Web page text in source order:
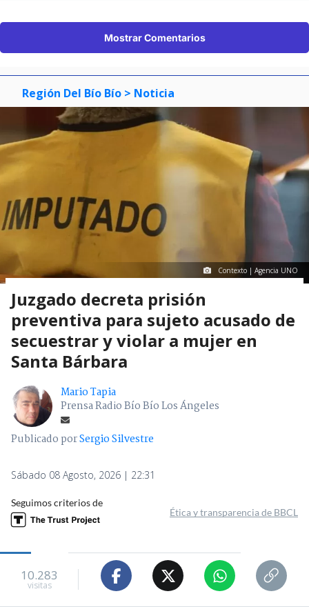
Mostrar Comentarios
Región Del Bío Bío > Noticia
Contexto | Agencia UNO
Juzgado decreta prisión
preventiva para sujeto acusado de
secuestrar y violar a mujer en
Santa Bárbara
Mario Tapia
Prensa Radio Bío Bío Los Ángeles
Publicado porSergio Silvestre
Sábado 08 Agosto, 2026 | 22:31
Seguimos criterios de
Ética y transparencia de BBCL
10.283
visitas